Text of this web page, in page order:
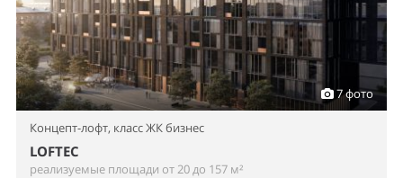
7 фото
Концепт-лофт, класс ЖК бизнес
LOFTEC
реализуемые площади от 20 до 157 м²